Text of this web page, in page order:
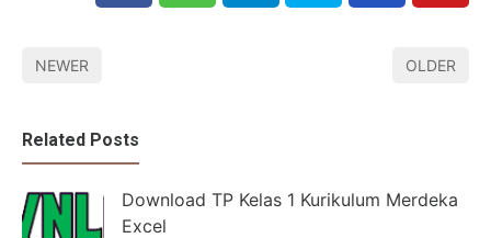
NEWER OLDER
Related Posts
Download TP Kelas 1 Kurikulum Merdeka
Excel